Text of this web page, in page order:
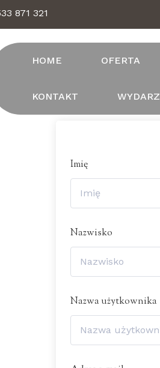
871 321
HOME OFERTA
KONTAKT
Imię
Nazwisko
Nazwa użytkownika